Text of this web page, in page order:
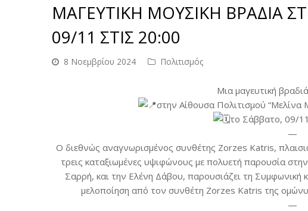
ΜΑΓΕΥΤΙΚΗ ΜΟΥΣΙΚΗ ΒΡΑΔΙΑ
09/11 ΣΤΙΣ 20:00
8 Νοεμβρίου 2024 Πολιτισμός
Μια μαγευτική
στην Αίθουσα Πολιτισμού
το Σάββατο, 09/
—
Ο διεθνώς αναγνωρισμένος συνθέτης Zorzes Katris,
τρεις καταξιωμένες υψιφώνους με πολυετή παρουσία
Σαρρή, και την Ελένη Δάβου, παρουσιάζει τη Συμφωνική
μελοποίηση από τον συνθέτη Zorzes Katris της
—